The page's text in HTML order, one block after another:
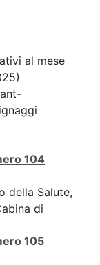
al mese
104
della Salute,
di
105